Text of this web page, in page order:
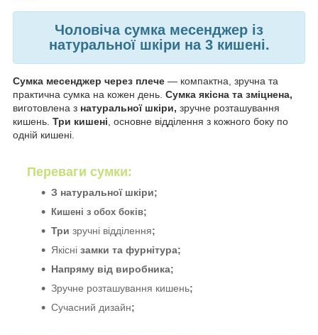
Чоловіча сумка месенджер із
натуральної шкіри на 3 кишені.
Сумка месенджер через плече — компактна, зручна та
практична сумка на кожен день. Сумка якісна та зміцнена,
виготовлена з натуральної шкіри, зручне розташування
кишень. Три кишені, основне відділення з кожного боку по
одній кишені.
Переваги сумки:
З натуральної шкіри;
Кишені з обох боків;
Три зручні відділення;
Якісні замки та фурнітура;
Напряму від виробника;
Зручне розташування кишень;
Сучасний дизайн;